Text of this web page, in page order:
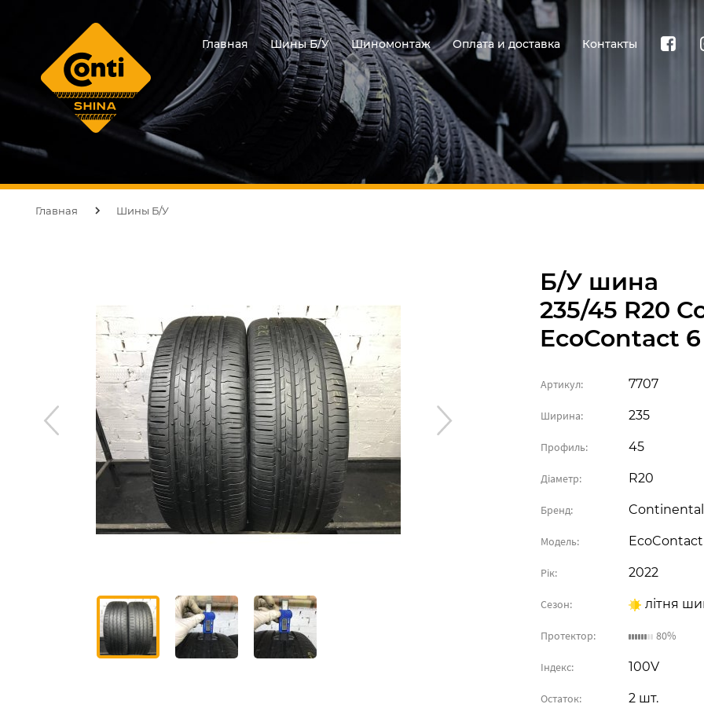
Главная Шины Б/У Шиномонтаж Оплата и доставка Контакты
Главная Шины Б/У
Б/У шина
235/45 R20
EcoContact 6
Артикул: 7707
Ширина: 235
Профиль: 45
Діаметр: R20
Бренд: Continental
Модель:
Рік: 2022
Сезон: літня
Протектор: 80%
Індекс: 100V
Остаток: 2 шт.